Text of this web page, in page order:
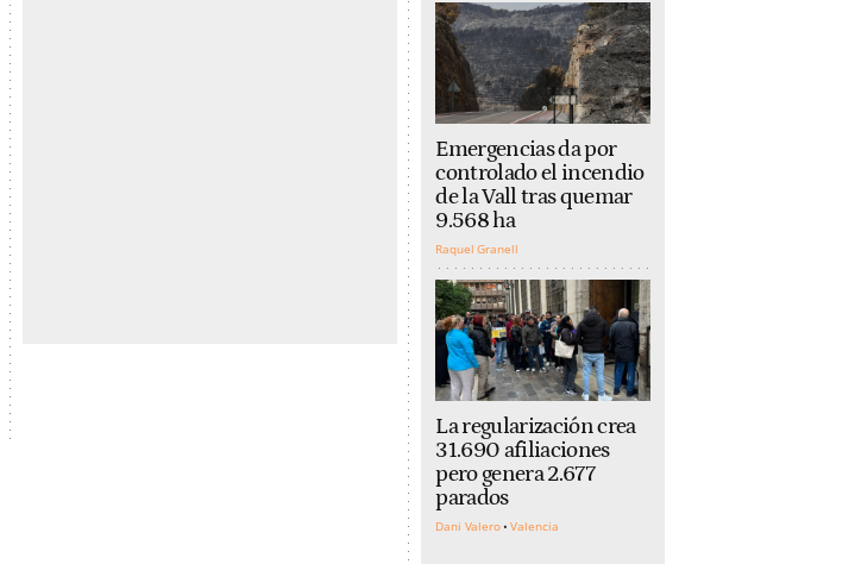
Emergencias da por
controlado el incendio
de la Vall tras quemar
9.568 ha
Raquel Granell
La regularización crea
31.690 afiliaciones
pero genera 2.677
parados
Dani Valero Valencia